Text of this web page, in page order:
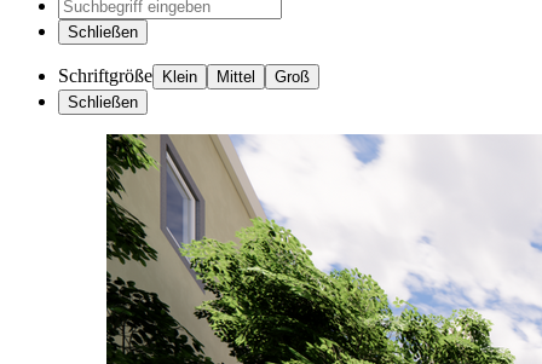
Schließen
Schriftgröße Klein Mittel
Groß
Schließen